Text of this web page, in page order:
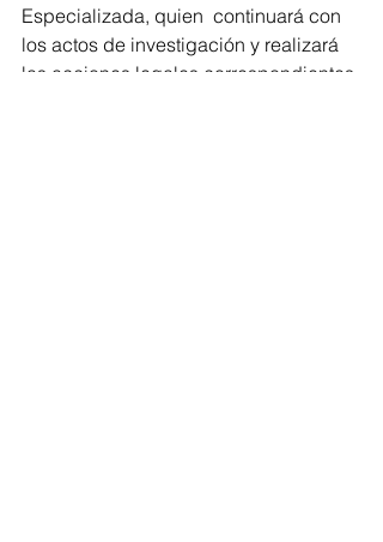
Especializada, quien  continuará con
los actos de investigación y realizará
las acciones legales correspondientes